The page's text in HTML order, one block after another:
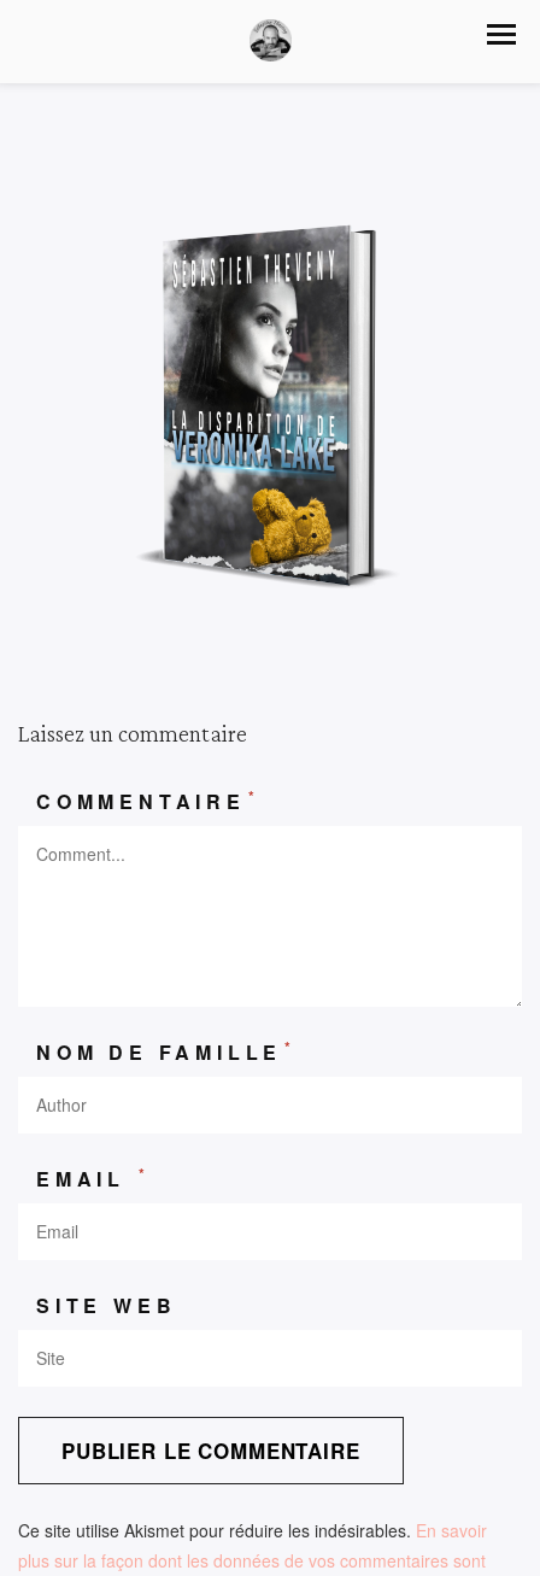
Laissez un commentaire
COMMENTAIRE *
NOM DE FAMILLE *
EMAIL *
SITE WEB
Ce site utilise Akismet pour réduire les indésirables. En savoir
plus sur la façon dont les données de vos commentaires sont